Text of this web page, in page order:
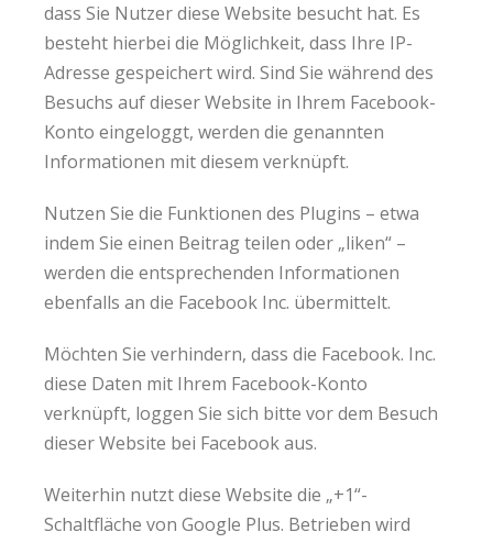
dass Sie Nutzer diese Website besucht hat. Es
besteht hierbei die Möglichkeit, dass Ihre IP-
Adresse gespeichert wird. Sind Sie während des
Besuchs auf dieser Website in Ihrem Facebook-
Konto eingeloggt, werden die genannten
Informationen mit diesem verknüpft.
Nutzen Sie die Funktionen des Plugins – etwa
indem Sie einen Beitrag teilen oder „liken“ –
werden die entsprechenden Informationen
ebenfalls an die Facebook Inc. übermittelt.
Möchten Sie verhindern, dass die Facebook. Inc.
diese Daten mit Ihrem Facebook-Konto
verknüpft, loggen Sie sich bitte vor dem Besuch
dieser Website bei Facebook aus.
Weiterhin nutzt diese Website die „+1“-
Schaltfläche von Google Plus. Betrieben wird